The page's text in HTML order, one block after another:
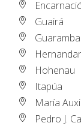
Guairá
Hohenau
Itapúa
María
Pedro J.